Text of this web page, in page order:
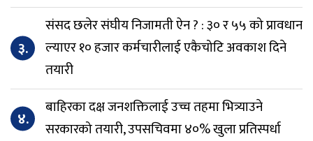
३.
संसद छलेर संघीय निजामती ऐन ? : ३० र ५५ को प्रावधान
ल्याएर १० हजार कर्मचारीलाई एकैचोटि अवकाश दिने
तयारी
४.
बाहिरका दक्ष जनशक्तिलाई उच्च तहमा भित्र्याउने
सरकारको तयारी, उपसचिवमा ४०% खुला प्रतिस्पर्धा